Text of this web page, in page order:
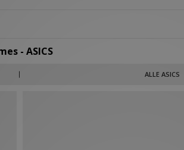
- ASICS
ALLE ASICS
uit Japan dat basketbalschoenen produceerde,
voor de performance collectie van